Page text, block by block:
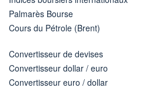
Palmarès Bourse
Cours du Pétrole (Brent)
Convertisseur de devises
Convertisseur dollar / euro
Convertisseur euro / dollar